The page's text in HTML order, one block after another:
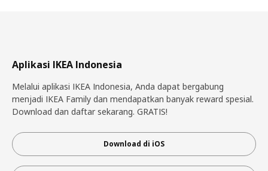
Aplikasi IKEA Indonesia
Melalui aplikasi IKEA Indonesia, Anda dapat bergabung
menjadi IKEA Family dan mendapatkan banyak reward spesial.
Download dan daftar sekarang. GRATIS!
Download di iOS